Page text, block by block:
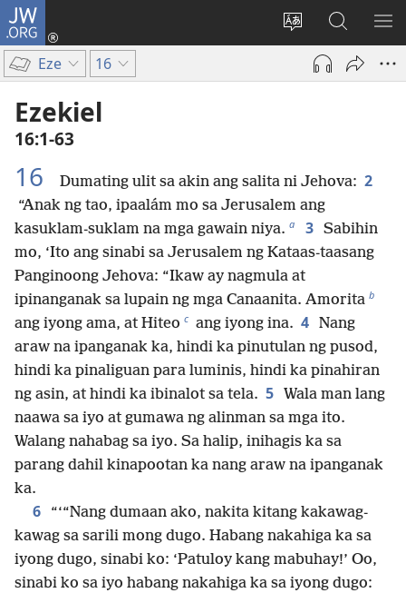
JW.ORG
Baguhin
ang
wika
Mag-
log
sa
JW.ORG
Eze 16
Ezekiel
16:1-63
16 Dumating ulit sa akin ang salita ni Jehova: 2
“Anak ng tao, ipaalám mo sa Jerusalem ang
kasuklam-suklam na mga gawain niya. a 3 Sabihin
mo, ‘Ito ang sinabi sa Jerusalem ng Kataas-taasang
Panginoong Jehova: “Ikaw ay nagmula at
ipinanganak sa lupain ng mga Canaanita. Amorita b
ang iyong ama, at Hiteo c ang iyong ina. 4 Nang
araw na ipanganak ka, hindi ka pinutulan ng pusod,
hindi ka pinaliguan para luminis, hindi ka pinahiran
ng asin, at hindi ka ibinalot sa tela. 5 Wala man lang
naawa sa iyo at gumawa ng alinman sa mga ito.
Walang nahabag sa iyo. Sa halip, inihagis ka sa
parang dahil kinapootan ka nang araw na ipanganak
ka.
6
“‘“Nang dumaan ako, nakita kitang kakawag-
kawag sa sarili mong dugo. Habang nakahiga ka sa
iyong dugo, sinabi ko: ‘Patuloy kang mabuhay!’ Oo,
sinabi ko sa iyo habang nakahiga ka sa iyong dugo: